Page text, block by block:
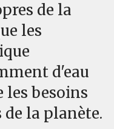
de la
les
d'eau
les besoins
la planète.